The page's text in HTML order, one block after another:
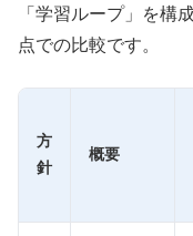
「学習ループ」を構
点での比較です。
方
針
概要